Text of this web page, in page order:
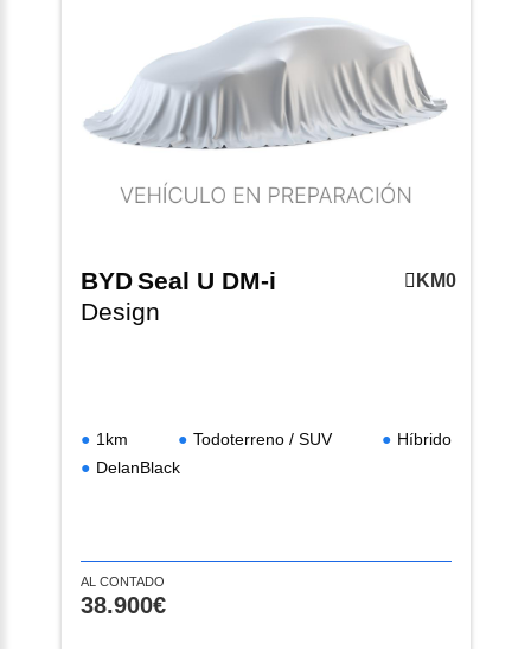
KM0
BYDSeal U DM-i
Design
1km Todoterreno / SUV
Híbrido
DelanBlack
AL CONTADO
38.900€